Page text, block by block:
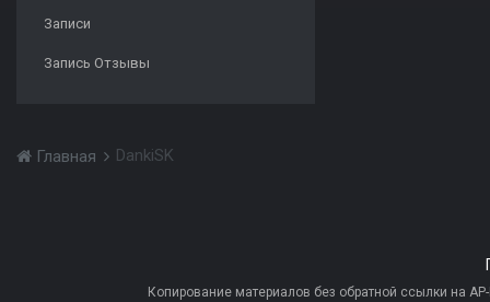
Записи
Запись Отзывы
Главная DankiSK
Копирование материалов без обратной ссылки на